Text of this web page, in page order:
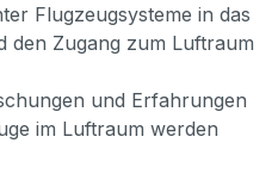
Flugzeugsysteme in das
den Zugang zum Luftraum
und Erfahrungen
im Luftraum werden